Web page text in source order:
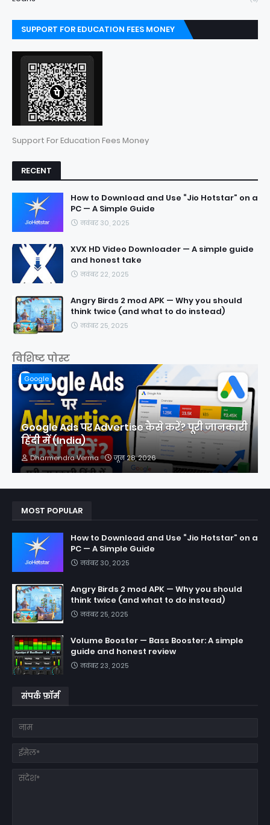
SUPPORT FOR EDUCATION FEES MONEY
Support For Education Fees Money
RECENT
How to Download and Use “Jio Hotstar” on a
PC — A Simple Guide
नवंबर 30, 2025
XVX HD Video Downloader — A simple guide
and honest take
नवंबर 22, 2025
Angry Birds 2 mod APK — Why you should
think twice (and what to do instead)
नवंबर 25, 2025
विशिष्ट पोस्ट
Google
Google Ads पर Advertise कैसे करें? पूरी जानकारी
हिंदी में (India)
Dharmendra Verma जून 28, 2026
MOST POPULAR
How to Download and Use “Jio Hotstar” on a
PC — A Simple Guide
नवंबर 30, 2025
Angry Birds 2 mod APK — Why you should
think twice (and what to do instead)
नवंबर 25, 2025
Volume Booster — Bass Booster: A simple
guide and honest review
नवंबर 23, 2025
संपर्क फ़ॉर्म